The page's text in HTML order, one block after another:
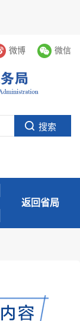
微博 微信
返回省局